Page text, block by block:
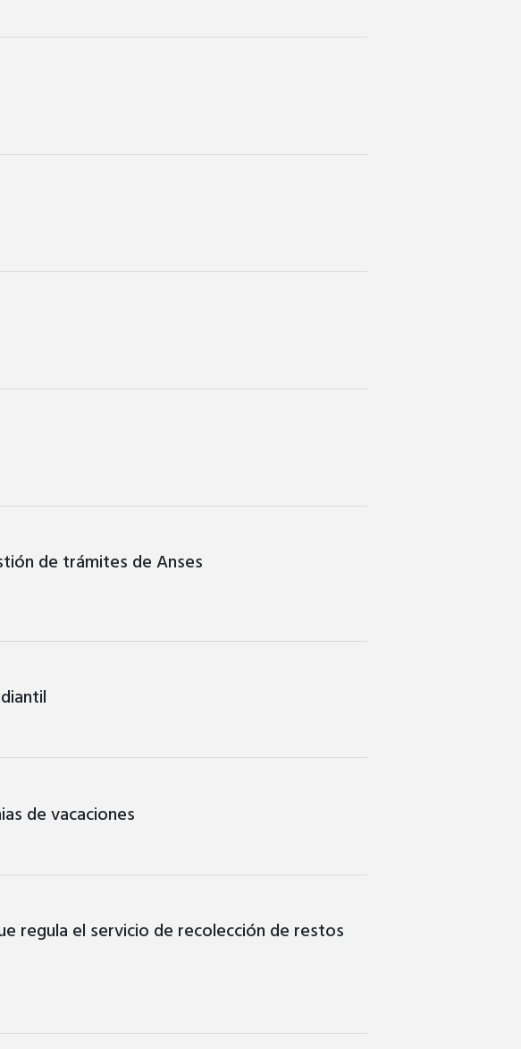
de trámites de Anses
de vacaciones
regula el servicio de recolección de restos